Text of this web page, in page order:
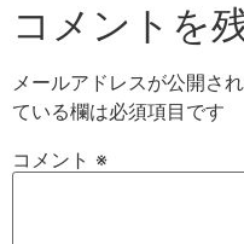
コメントを
メールアドレスが公開さ
ている欄は必須項目です
コメント ※